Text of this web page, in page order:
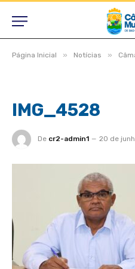
Página Inicial » Notícias » Câmara de
IMG_4528
De cr2-admin1 20 de